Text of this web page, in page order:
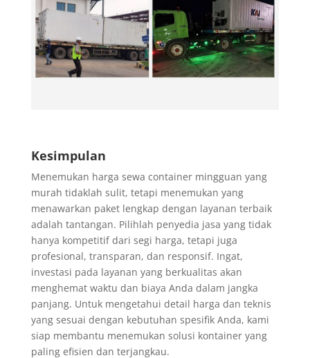
Kesimpulan
Menemukan harga sewa container mingguan yang
murah tidaklah sulit, tetapi menemukan yang
menawarkan paket lengkap dengan layanan terbaik
adalah tantangan. Pilihlah penyedia jasa yang tidak
hanya kompetitif dari segi harga, tetapi juga
profesional, transparan, dan responsif. Ingat,
investasi pada layanan yang berkualitas akan
menghemat waktu dan biaya Anda dalam jangka
panjang. Untuk mengetahui detail harga dan teknis
yang sesuai dengan kebutuhan spesifik Anda, kami
siap membantu menemukan solusi kontainer yang
paling efisien dan terjangkau.